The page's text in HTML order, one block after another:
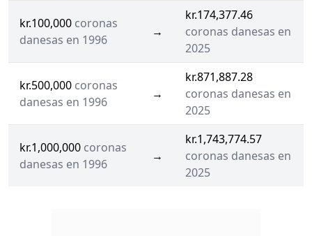
kr.100,000 coronas
danesas en 1996
→
kr.174,377.46
coronas danesas en
2025
kr.500,000 coronas
danesas en 1996
→
kr.871,887.28
coronas danesas en
2025
kr.1,000,000 coronas
danesas en 1996
→
kr.1,743,774.57
coronas danesas en
2025